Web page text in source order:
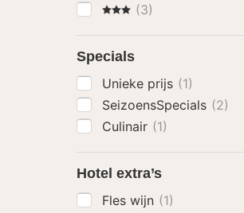
3 Sterren
(3)
Specials
Unieke prijs (1)
SeizoensSpecials (2)
Culinair (1)
Hotel extra’s
Fles wijn (1)